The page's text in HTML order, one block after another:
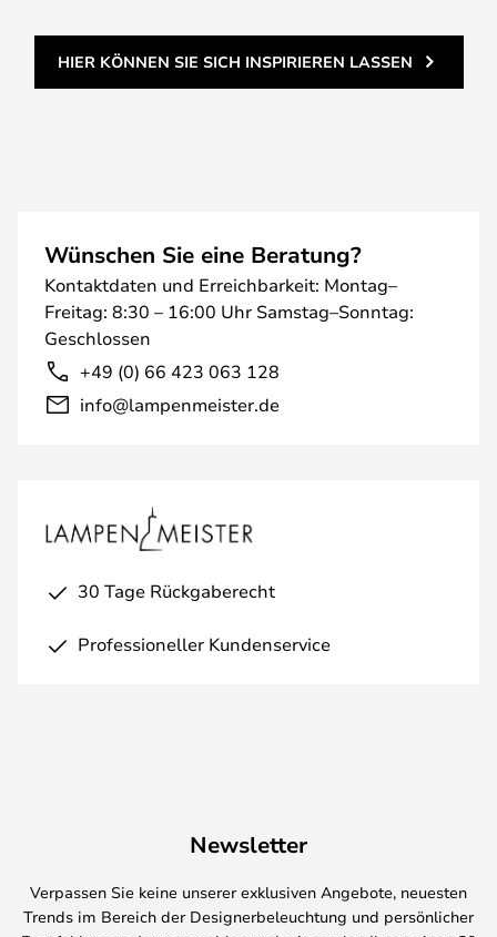
HIER KÖNNEN SIE SICH INSPIRIEREN LASSEN
Wünschen Sie eine Beratung?
Kontaktdaten und Erreichbarkeit: Montag–
Freitag: 8:30 – 16:00 Uhr Samstag–Sonntag:
Geschlossen
+49 (0) 66 423 063 128
info@lampenmeister.de
30 Tage Rückgaberecht
Professioneller Kundenservice
Newsletter
Verpassen Sie keine unserer exklusiven Angebote, neuesten
Trends im Bereich der Designerbeleuchtung und persönlicher